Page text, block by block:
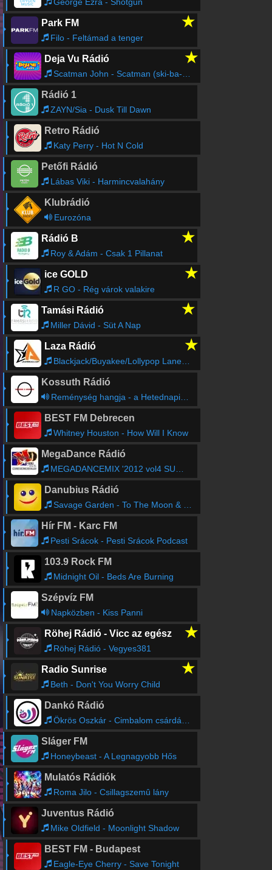
George Ezra - Shotgun
Park FM ★
Filo - Feltámad a tenger
Deja Vu Rádió ★
Scatman John - Scatman (ski-ba-bop-ba-dop-bop)
Rádió 1
ZAYN/Sia - Dusk Till Dawn
Retro Rádió
Katy Perry - Hot N Cold
Petőfi Rádió
Lábas Viki - Harmincvalahány
Klubrádió
Eurozóna
Rádió B ★
Roy & Adám - Csak 1 Pillanat
ice GOLD ★
R GO - Rég várok valakire
Tamási Rádió ★
Miller Dávid - Süt A Nap
Laza Rádió ★
Blackjack/Buyakee/Lollypop Lane - Have You Ever Been Mellow (Darwin Remix)
Kossuth Rádió
Reménység hangja - a Hetednapi Adventista Egyház félórája
BEST FM Debrecen
Whitney Houston - How Will I Know
MegaDance Rádió
MEGADANCEMIX '2012 vol4 SUNSHINE
Danubius Rádió
Savage Garden - To The Moon & Back
Hír FM - Karc FM
Pesti Srácok - Pesti Srácok Podcast
103.9 Rock FM
Midnight Oil - Beds Are Burning
Szépvíz FM
Napközben - Kiss Panni
Röhej Rádió - Vicc az egész ★
Röhej Rádió - Vegyes381
Radio Sunrise ★
Beth - Don't You Worry Child
Dankó Rádió
Ökrös Oszkár - Cimbalom csárdások
Sláger FM
Honeybeast - A Legnagyobb Hős
Mulatós Rádiók
Roma Jilo - Csillagszemû lány
Juventus Rádió
Mike Oldfield - Moonlight Shadow
BEST FM - Budapest
Eagle-Eye Cherry - Save Tonight